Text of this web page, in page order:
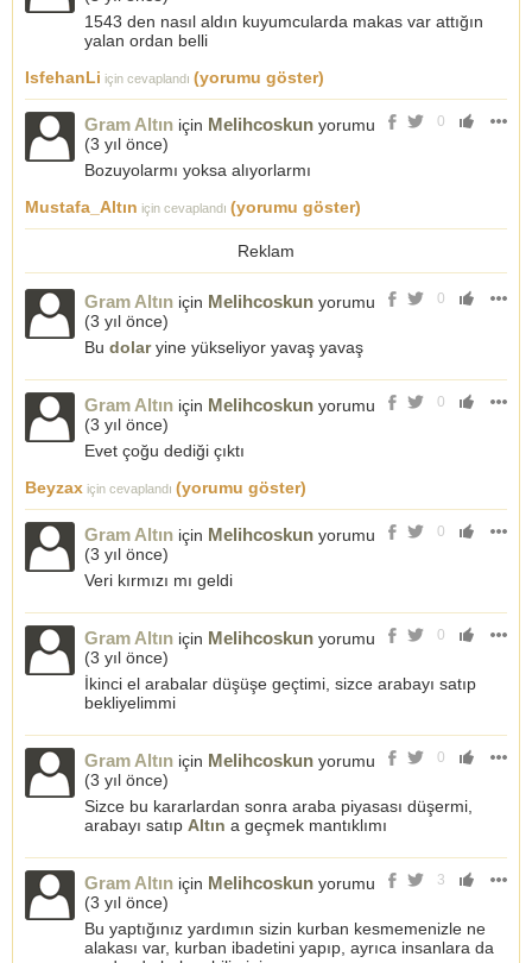
1543 den nasıl aldın kuyumcularda makas var attığın
yalan ordan belli
IsfehanLi için cevaplandı (yorumu göster)
0
Gram Altın için Melihcoskun yorumu
(3 yıl önce)
Bozuyolarmı yoksa alıyorlarmı
Mustafa_Altın için cevaplandı (yorumu göster)
Reklam
0
Gram Altın için Melihcoskun yorumu
(3 yıl önce)
Bu dolaryine yükseliyor yavaş yavaş
0
Gram Altın için Melihcoskun yorumu
(3 yıl önce)
Evet çoğu dediği çıktı
Beyzax için cevaplandı (yorumu göster)
0
Gram Altın için Melihcoskun yorumu
(3 yıl önce)
Veri kırmızı mı geldi
0
Gram Altın için Melihcoskun yorumu
(3 yıl önce)
İkinci el arabalar düşüşe geçtimi, sizce arabayı satıp
bekliyelimmi
0
Gram Altın için Melihcoskun yorumu
(3 yıl önce)
Sizce bu kararlardan sonra araba piyasası düşermi,
arabayı satıp Altın a geçmek mantıklımı
3
Gram Altın için Melihcoskun yorumu
(3 yıl önce)
Bu yaptığınız yardımın sizin kurban kesmemenizle ne
alakası var, kurban ibadetini yapıp, ayrıca insanlara da